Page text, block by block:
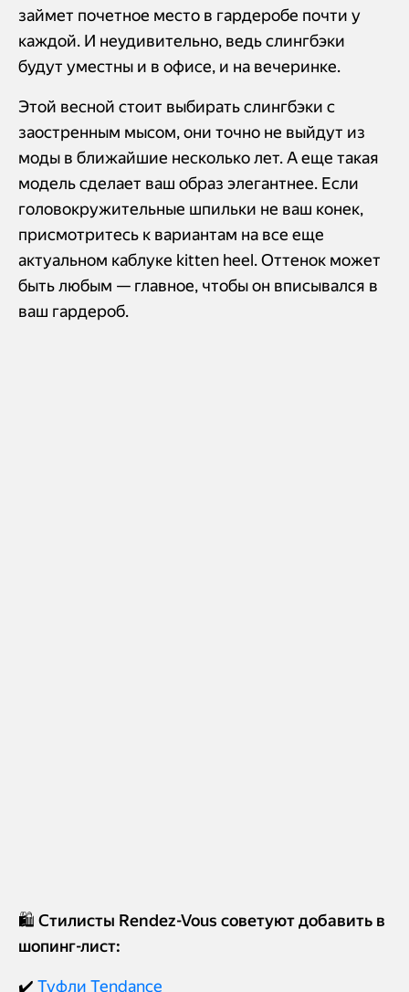
займет почетное место в гардеробе почти у
каждой. И неудивительно, ведь слингбэки
будут уместны и в офисе, и на вечеринке.
Этой весной стоит выбирать слингбэки с
заостренным мысом, они точно не выйдут из
моды в ближайшие несколько лет. А еще такая
модель сделает ваш образ элегантнее. Если
головокружительные шпильки не ваш конек,
присмотритесь к вариантам на все еще
актуальном каблуке kitten heel. Оттенок может
быть любым — главное, чтобы он вписывался в
ваш гардероб.
🛍️ Стилисты Rendez-Vous советуют добавить в
шопинг-лист:
✔️ Туфли Tendance